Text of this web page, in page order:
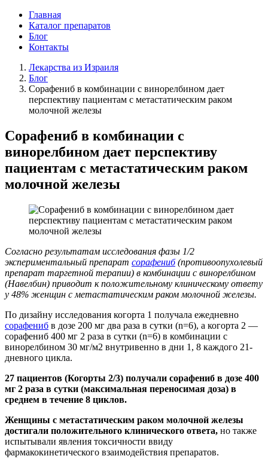
Главная
Каталог препаратов
Блог
Контакты
Лекарства из Израиля
Блог
Сорафениб в комбинации с винорелбином дает
перспективу пациентам с метастатическим раком
молочной железы
Сорафениб в комбинации с
винорелбином дает перспективу
пациентам с метастатическим раком
молочной железы
Согласно результатам исследования фазы 1/2
экспериментальный препарат сорафениб(противоопухолевый
препарат таргетной терапии) в комбинации с винорелбином
(Навелбин) приводит к положительному клиническому ответу
у 48% женщин с метастатическим раком молочной железы.
По дизайну исследования когорта 1 получала ежедневно
сорафениб в дозе 200 мг два раза в сутки (n=6), а когорта 2 —
сорафениб 400 мг 2 раза в сутки (n=6) в комбинации с
винорелбином 30 мг/м2 внутривенно в дни 1, 8 каждого 21-
дневного цикла.
27 пациентов (Когорты 2/3) получали сорафениб в дозе 400
мг 2 раза в сутки (максимальная переносимая доза) в
среднем в течение 8 циклов.
Женщины с метастатическим раком молочной железы
достигали положительного клинического ответа, но также
испытывали явления токсичности ввиду
фармакокинетического взаимодействия препаратов.